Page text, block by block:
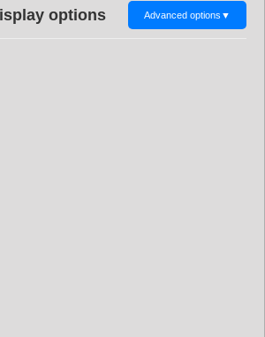
options Advanced options ▼